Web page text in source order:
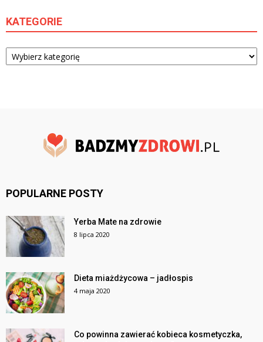
KATEGORIE
Kategorie
POPULARNE POSTY
Yerba Mate na zdrowie
8 lipca 2020
Dieta miażdżycowa – jadłospis
4 maja 2020
Co powinna zawierać kobieca kosmetyczka,